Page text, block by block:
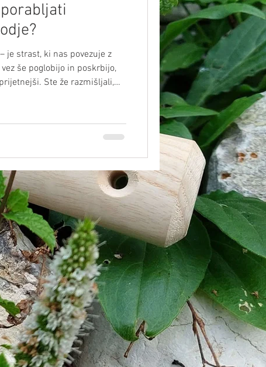
je strast, ki nas povezuje z
še poglobijo in poskrbijo,
že razmišljali,
vsakodnevno nego rastlin.
vrtnarjev odloča za baker.